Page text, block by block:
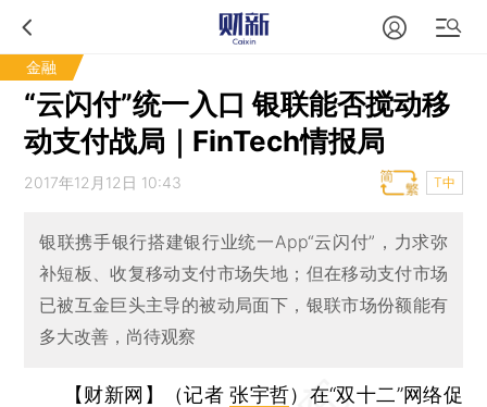
金融
“云闪付”统一入口 银联能否搅动移
动支付战局｜FinTech情报局
2017年12月12日 10:43 T中
银联携手银行搭建银行业统一App“云闪付”，力求弥
补短板、收复移动支付市场失地；但在移动支付市场
已被互金巨头主导的被动局面下，银联市场份额能有
多大改善，尚待观察
【财新网】（记者张宇哲） 在“双十二”网络促